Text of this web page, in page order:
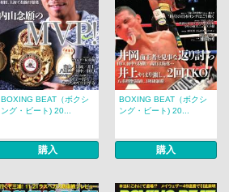
BOXING BEAT（ボクシ
ング・ビート) 20...
購入
BOXING BEAT（ボクシ
ング・ビート) 20...
購入